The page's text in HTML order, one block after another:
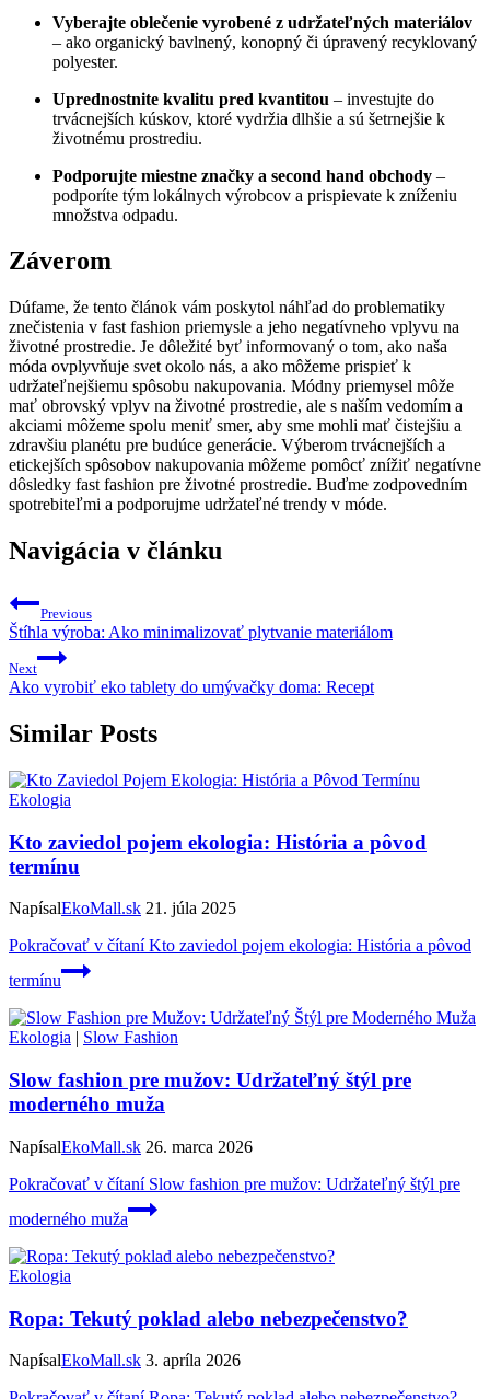
Vyberajte oblečenie vyrobené z udržateľných materiálov
– ako organický bavlnený, konopný či úpravený recyklovaný
polyester.
Uprednostnite kvalitu pred kvantitou – investujte do
trvácnejších kúskov, ktoré vydržia dlhšie a sú šetrnejšie k
životnému prostrediu.
Podporujte miestne značky a second hand obchody –
podporíte tým lokálnych výrobcov a prispievate k zníženiu
množstva odpadu.
Záverom
Dúfame, že tento článok vám poskytol náhľad do problematiky
znečistenia v fast fashion priemysle a jeho negatívneho vplyvu na
životné prostredie. Je dôležité byť informovaný o tom, ako naša
móda ovplyvňuje svet okolo nás, a ako môžeme prispieť k
udržateľnejšiemu spôsobu nakupovania. Módny priemysel môže
mať obrovský vplyv na životné prostredie, ale s naším vedomím a
akciami môžeme spolu meniť smer, aby sme mohli mať čistejšiu a
zdravšiu planétu pre budúce generácie. Výberom trvácnejších a
etickejších spôsobov nakupovania môžeme pomôcť znížiť negatívne
dôsledky fast fashion pre životné prostredie. Buďme zodpovedním
spotrebiteľmi a podporujme udržateľné trendy v móde.
Navigácia v článku
Previous
Štíhla výroba: Ako minimalizovať plytvanie materiálom
Next
Ako vyrobiť eko tablety do umývačky doma: Recept
Similar Posts
Ekologia
Kto zaviedol pojem ekologia: História a pôvod
termínu
NapísalEkoMall.sk 21. júla 2025
Pokračovať v čítaníKto zaviedol pojem ekologia: História a pôvod
termínu
Ekologia | Slow Fashion
Slow fashion pre mužov: Udržateľný štýl pre
moderného muža
NapísalEkoMall.sk 26. marca 2026
Pokračovať v čítaníSlow fashion pre mužov: Udržateľný štýl pre
moderného muža
Ekologia
Ropa: Tekutý poklad alebo nebezpečenstvo?
NapísalEkoMall.sk 3. apríla 2026